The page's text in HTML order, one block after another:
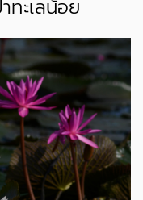
ะเลน้อย